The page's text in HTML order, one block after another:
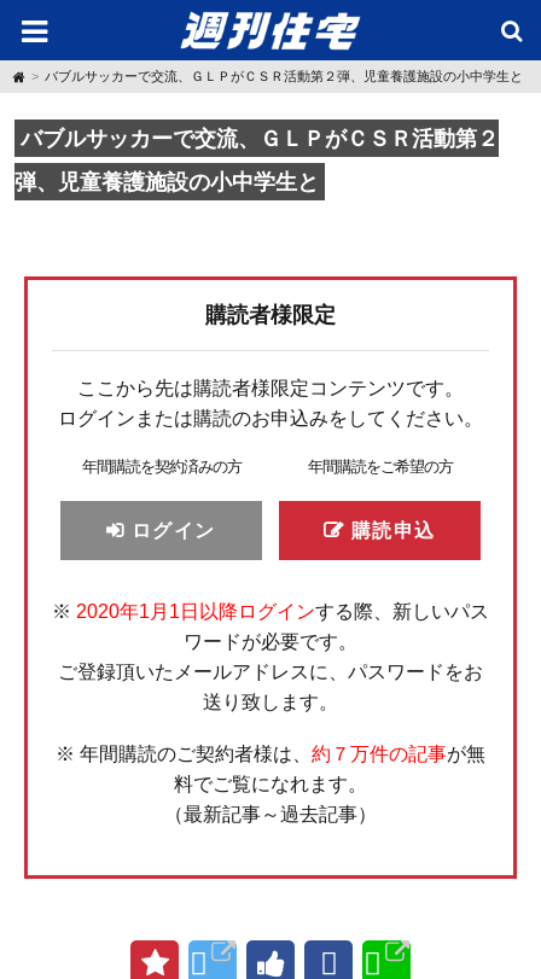
H
o
バブルサッカーで交流、ＧＬＰがＣＳＲ活動第２弾、児童養護施設の小中学生と
バブルサッカーで交流、ＧＬＰがＣＳＲ活動第２
弾、児童養護施設の小中学生と
購読者様限定
ここから先は購読者様限定コンテンツです。
ログインまたは購読のお申込みをしてください。
年間購読を契約済みの方
ログイン
年間購読をご希望の方
購読申込
※ 2020年1月1日以降ログインする際、新しいパス
ワードが必要です。
ご登録頂いたメールアドレスに、パスワードをお
送り致します。
※ 年間購読のご契約者様は、 約７万件の記事が無
料でご覧になれます。
（最新記事～過去記事）